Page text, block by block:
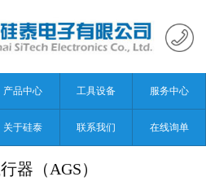
产品中心 工具设备 服务中心
关于硅泰 联系我们 在线询单
器（AGS）